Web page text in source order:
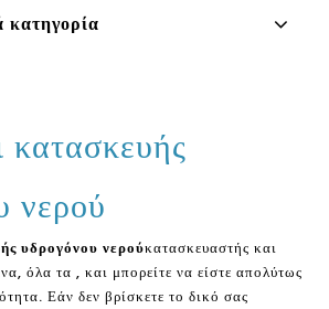
νερού
υδρογόνου νερούκατασκευαστής και
όλα τα , και μπορείτε να είστε απολύτως
Εάν δεν βρίσκετε το δικό σας